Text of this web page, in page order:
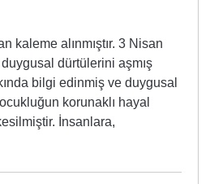
kaleme alınmıştır. 3 Nisan
dürtülerini aşmış
bilgi edinmiş ve duygusal
korunaklı hayal
İnsanlara,